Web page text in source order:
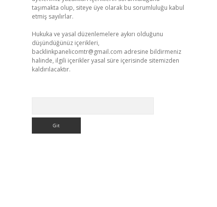
taşımakta olup, siteye üye olarak bu sorumluluğu kabul
etmiş sayılırlar.
Hukuka ve yasal düzenlemelere aykırı olduğunu
düşündüğünüz içerikleri,
backlinkpanelicomtr@gmail.com adresine bildirmeniz
halinde, ilgili içerikler yasal süre içerisinde sitemizden
kaldırılacaktır.